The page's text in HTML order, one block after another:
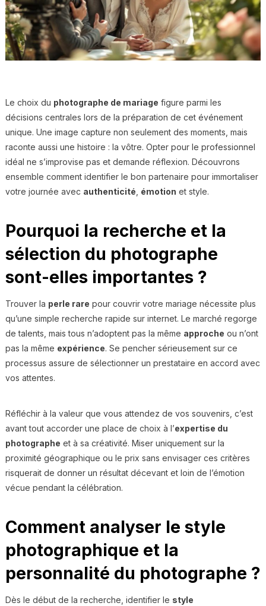
Le choix du photographe de mariage figure parmi les
décisions centrales lors de la préparation de cet événement
unique. Une image capture non seulement des moments, mais
raconte aussi une histoire : la vôtre. Opter pour le professionnel
idéal ne s’improvise pas et demande réflexion. Découvrons
ensemble comment identifier le bon partenaire pour immortaliser
votre journée avec authenticité émotion et style.
Pourquoi la recherche et la
sélection du photographe
sont-elles importantes ?
Trouver la perle rare pour couvrir votre mariage nécessite plus
qu’une simple recherche rapide sur internet. Le marché regorge
de talents, mais tous n’adoptent pas la même approche ou n’ont
pas la même expérience. Se pencher sérieusement sur ce
processus assure de sélectionner un prestataire en accord avec
vos attentes.
Réfléchir à la valeur que vous attendez de vos souvenirs, c’est
avant tout accorder une place de choix à l’expertise du
photographe et à sa créativité. Miser uniquement sur la
proximité géographique ou le prix sans envisager ces critères
risquerait de donner un résultat décevant et loin de l’émotion
vécue pendant la célébration.
Comment analyser le style
photographique et la
personnalité du photographe ?
Dès le début de la recherche, identifier le style